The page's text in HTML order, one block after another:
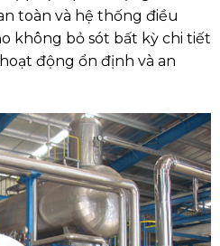
toàn và hệ thống điều
không bỏ sót bất kỳ chi tiết
động ổn định và an